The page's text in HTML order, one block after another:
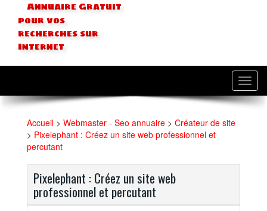
Annuaire Gratuit
pour vos
recherches sur
Internet
Accueil > Webmaster - Seo annuaire > Créateur de site
> Pixelephant : Créez un site web professionnel et
percutant
Pixelephant : Créez un site web
professionnel et percutant